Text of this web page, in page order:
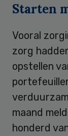
Starten
Vooral
zorg
opstellen
maand
honderd